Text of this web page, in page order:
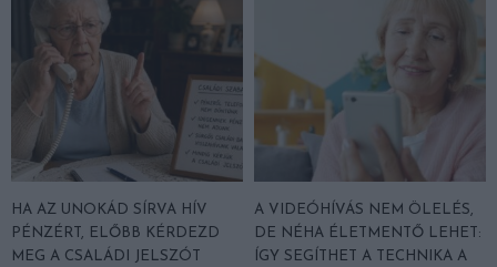
HA AZ UNOKÁD SÍRVA HÍV
PÉNZÉRT, ELŐBB KÉRDEZD
MEG A CSALÁDI JELSZÓT
A VIDEÓHÍVÁS NEM ÖLELÉS,
DE NÉHA ÉLETMENTŐ LEHET:
ÍGY SEGÍTHET A TECHNIKA A